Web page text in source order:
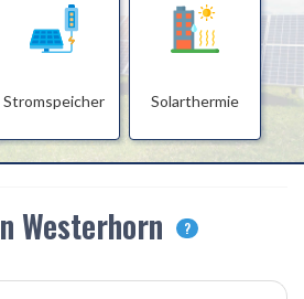
Stromspeicher Solarthermie
Westerhorn ?